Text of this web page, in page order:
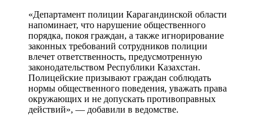
«Департамент полиции Карагандинской области
напоминает, что нарушение общественного
порядка, покоя граждан, а также игнорирование
законных требований сотрудников полиции
влечет ответственность, предусмотренную
законодательством Республики Казахстан.
Полицейские призывают граждан соблюдать
нормы общественного поведения, уважать права
окружающих и не допускать противоправных
действий», — добавили в ведомстве.